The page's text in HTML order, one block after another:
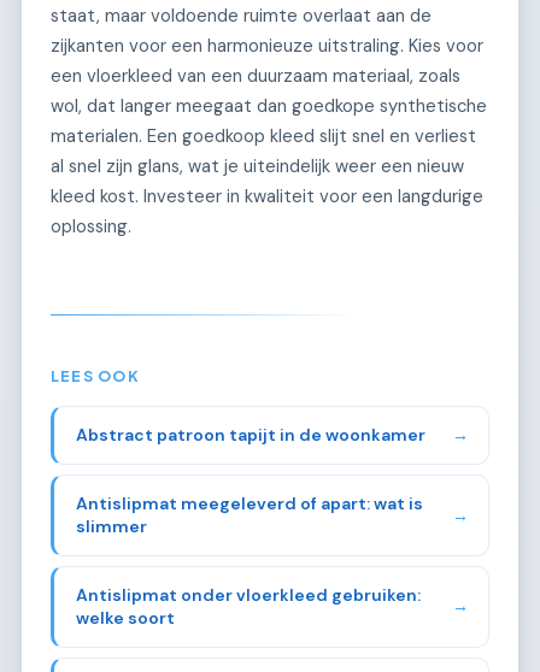
staat, maar voldoende ruimte overlaat aan de
zijkanten voor een harmonieuze uitstraling. Kies voor
een vloerkleed van een duurzaam materiaal, zoals
wol, dat langer meegaat dan goedkope synthetische
materialen. Een goedkoop kleed slijt snel en verliest
al snel zijn glans, wat je uiteindelijk weer een nieuw
kleed kost. Investeer in kwaliteit voor een langdurige
oplossing.
LEES OOK
Abstract patroon tapijt in de woonkamer →
Antislipmat meegeleverd of apart: wat is
slimmer
→
Antislipmat onder vloerkleed gebruiken:
welke soort
→